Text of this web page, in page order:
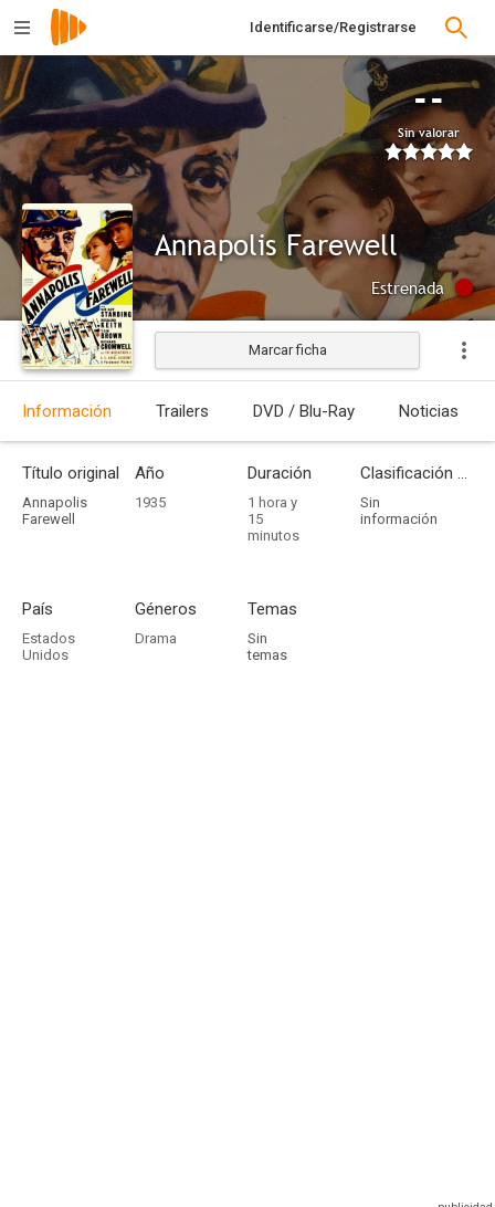
Identificarse/Registrarse
--
Sin valorar
Annapolis Farewell
Estrenada
Marcar ficha
Información Trailers DVD / Blu-Ray Noticias
Título original
Annapolis
Farewell
Año
1935
Duración
1 hora y
15
minutos
Clasificación por edades
Sin
información
País
Estados
Unidos
Géneros
Drama
Temas
Sin
temas